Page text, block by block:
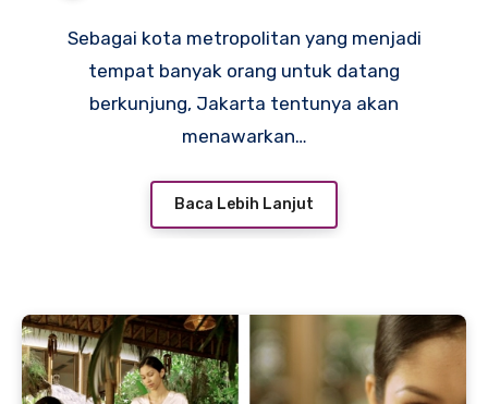
Sebagai kota metropolitan yang menjadi
tempat banyak orang untuk datang
berkunjung, Jakarta tentunya akan
menawarkan…
Baca Lebih Lanjut